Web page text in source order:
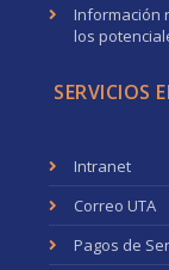
Información
los
SERVICIOS
Intranet
Correo UTA
Pagos de